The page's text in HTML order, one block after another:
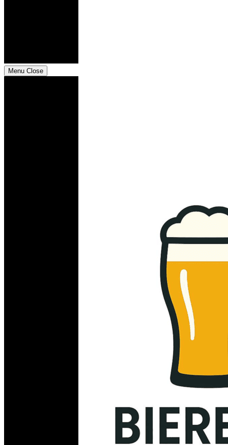
Menu Close